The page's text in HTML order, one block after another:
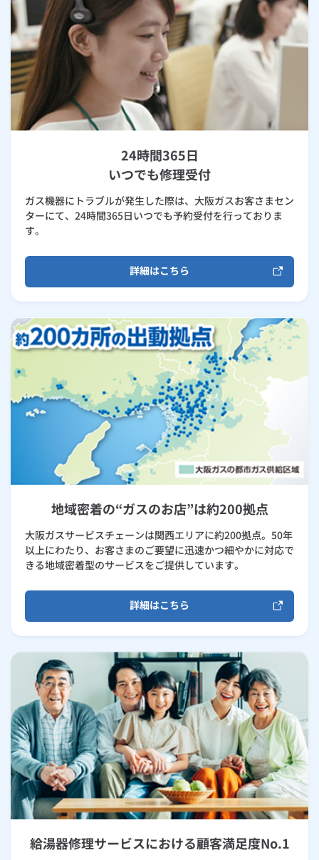
24時間365日
いつでも修理受付
ガス機器にトラブルが発生した際は、大阪ガスお客さまセン
ターにて、24時間365日いつでも予約受付を行っておりま
す。
詳細はこちら
地域密着の“ガスのお店”は約200拠点
大阪ガスサービスチェーンは関西エリアに約200拠点。50年
以上にわたり、お客さまのご要望に迅速かつ細やかに対応で
きる地域密着型のサービスをご提供しています。
詳細はこちら
給湯器修理サービスにおける顧客満足度No.1